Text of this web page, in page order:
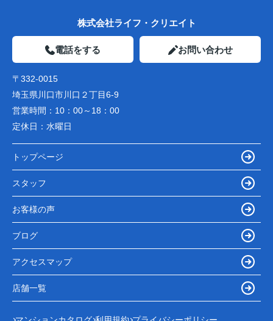
株式会社ライフ・クリエイト
電話をする お問い合わせ
〒332-0015
埼玉県川口市川口２丁目6-9
営業時間： 10：00～18：00
定休日： 水曜日
トップページ
スタッフ
お客様の声
ブログ
アクセスマップ
店舗一覧